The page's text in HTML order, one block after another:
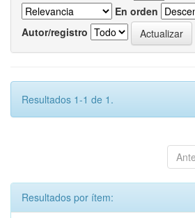
En orden
Autor/registro
Resultados 1-1 de 1.
Resultados por ítem: